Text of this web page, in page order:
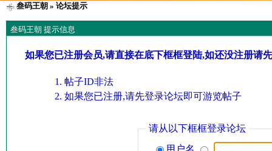
叁码王朝 » 论坛提示
叁码王朝 提示信息
如果您已注册会员,请直接在底下框框登陆,如还没注册请
帖子ID非法
如果您已注册,请先登录论坛即可游览帖子
请从以下框框登录论坛
用户名